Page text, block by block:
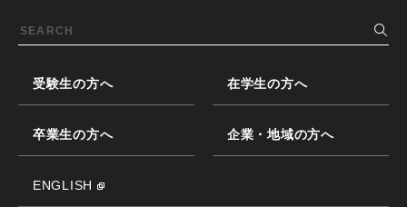
受験生の方へ 在学生の方へ
卒業生の方へ 企業・地域の方へ
ENGLISH